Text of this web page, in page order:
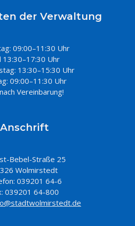
der Verwaltung
09:00–11:30 Uhr
13:30–17:30 Uhr
13:30–15:30 Uhr
09:00–11:30 Uhr
Vereinbarung!
Anschrift
Bebel-Straße 25
Wolmirstedt
039201 64-6
039201 64-800